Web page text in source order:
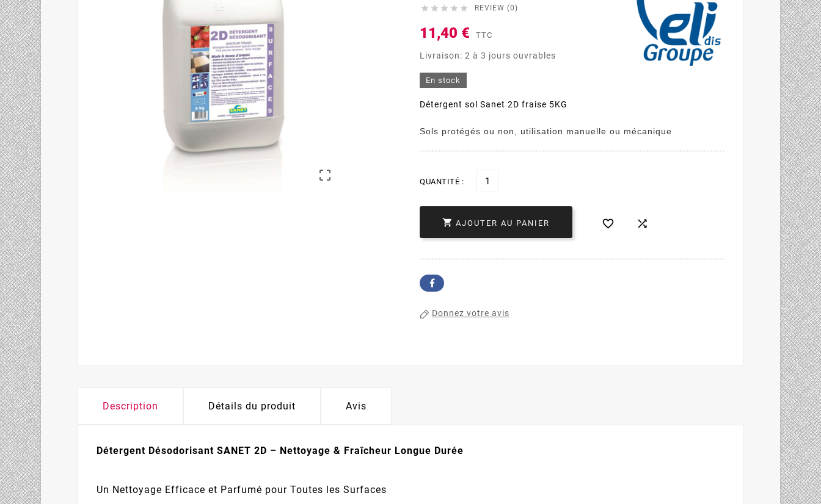

     REVIEW (0)
11,40 € TTC
Livraison: 2 à 3 jours ouvrables
En stock
Détergent sol Sanet 2D fraise 5KG
Sols protégés ou non, utilisation manuelle ou mécanique
QUANTITÉ :
 AJOUTER AU PANIER  
Donnez votre avis
Description Détails du produit Avis
Détergent Désodorisant SANET 2D – Nettoyage & Fraîcheur Longue Durée
Un Nettoyage Efficace et Parfumé pour Toutes les Surfaces